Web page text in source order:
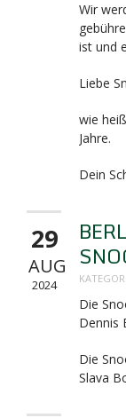
Wir
ist und
Liebe
wie
Jahre.
Dein
29
AUG
2024
Die
Dennis
Die
Slava